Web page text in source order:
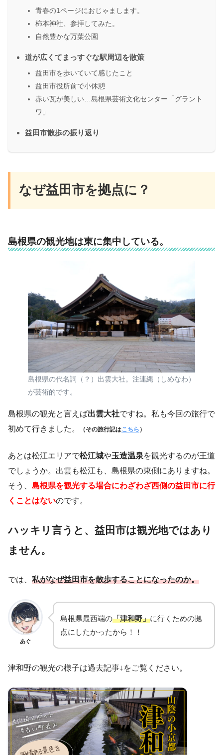
青春の1ページにおじゃまします。
柿本神社、参拝してみた。
自然豊かな万葉公園
道が広くてまっすぐな駅周辺を散策
益田市を歩いていて感じたこと
益田市役所前で小休憩
赤い瓦が美しい…島根県芸術文化センター「グラント
ワ」
益田市散歩の振り返り
なぜ益田市を拠点に？
島根県の観光地は東に集中している。
島根県の代名詞（？）出雲大社。注連縄（しめなわ）
が芸術的です。
島根県の観光と言えば出雲大社ですね。私も今回の旅行で
初めて行きました。
（その旅行記はこちら ）
あとは松江エリアで松江城や玉造温泉を観光するのが王道
でしょうか。出雲も松江も、島根県の東側にありますね。
そう、 島根県を観光する場合にわざわざ西側の益田市に行
くことはないのです。
ハッキリ言うと、益田市は観光地ではあり
ません。
では、 私がなぜ益田市を散歩することになったのか。
あぐ
島根県最西端の「津和野」に行くための拠
点にしたかったから！！
津和野の観光の様子は過去記事↓をご覧ください。